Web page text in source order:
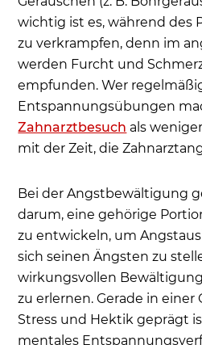
wichtig ist es, während des
zu verkrampfen, denn im
werden Furcht und
empfunden. Wer
Entspannungsübungen
Zahnarztbesuch als
mit der Zeit, die
Bei der Angstbewältigung
darum, eine gehörige
zu entwickeln, um
sich seinen Ängsten zu
wirkungsvollen
zu erlernen. Gerade in einer
Stress und Hektik geprägt
mentales